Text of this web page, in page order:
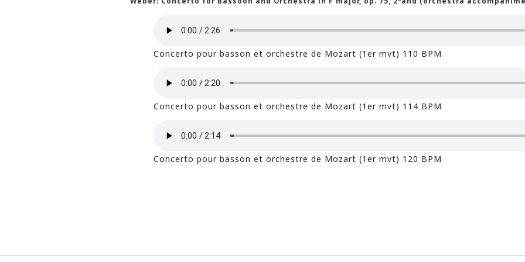
Concerto pour basson et orchestre de Mozart (1er mvt) 110 BPM
Concerto pour basson et orchestre de Mozart (1er mvt) 114 BPM
Concerto pour basson et orchestre de Mozart (1er mvt) 120 BPM